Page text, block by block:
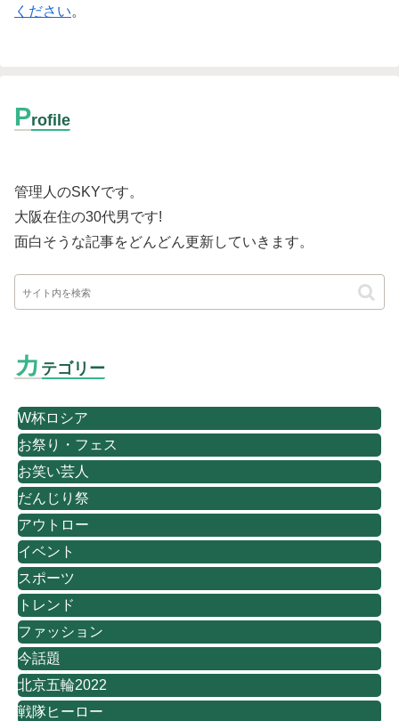
ください。
Profile
管理人のSKYです。
大阪在住の30代男です!
面白そうな記事をどんどん更新していきます。
カ テゴリー
W杯ロシア
お祭り・フェス
お笑い芸人
だんじり祭
アウトロー
イベント
スポーツ
トレンド
ファッション
今話題
北京五輪2022
戦隊ヒーロー